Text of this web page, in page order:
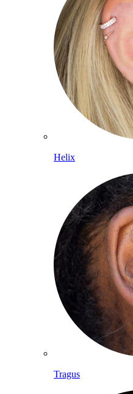
Helix
Tragus